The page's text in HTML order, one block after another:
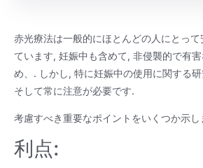
赤光療法は一般的にほとんどの人にとっ
ています, 妊娠中も含めて, 非侵襲的で有
め、. しかし, 特に妊娠中の使用に関する
そして常に注意が必要です.
考慮すべき重要なポイントをいくつか示し
利点: